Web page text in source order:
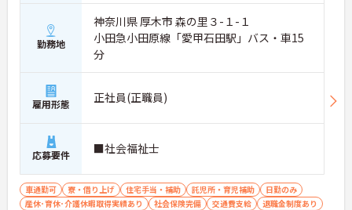
勤務地
神奈川県 厚木市 森の里３-１-１
小田急小田原線「愛甲石田駅」バス・車15
分
雇用形態 正社員(正職員)
応募要件 ■社会福祉士
車通勤可 寮・借り上げ 住宅手当・補助 託児所・育児補助
日勤のみ
産休･育休･介護休暇取得実績あり
社会保険完備 交通費支給 退職金制度あり